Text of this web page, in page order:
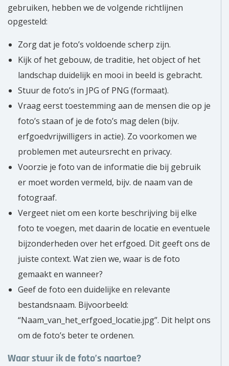
gebruiken, hebben we de volgende richtlijnen
opgesteld:
Zorg dat je foto’s voldoende scherp zijn.
Kijk of het gebouw, de traditie, het object of het
landschap duidelijk en mooi in beeld is gebracht.
Stuur de foto’s in JPG of PNG (formaat).
Vraag eerst toestemming aan de mensen die op je
foto’s staan of je de foto’s mag delen (bijv.
erfgoedvrijwilligers in actie). Zo voorkomen we
problemen met auteursrecht en privacy.
Voorzie je foto van de informatie die bij gebruik
er moet worden vermeld, bijv. de naam van de
fotograaf.
Vergeet niet om een korte beschrijving bij elke
foto te voegen, met daarin de locatie en eventuele
bijzonderheden over het erfgoed. Dit geeft ons de
juiste context. Wat zien we, waar is de foto
gemaakt en wanneer?
Geef de foto een duidelijke en relevante
bestandsnaam. Bijvoorbeeld:
“Naam_van_het_erfgoed_locatie.jpg”. Dit helpt ons
om de foto’s beter te ordenen.
Waar stuur ik de foto’s naartoe?